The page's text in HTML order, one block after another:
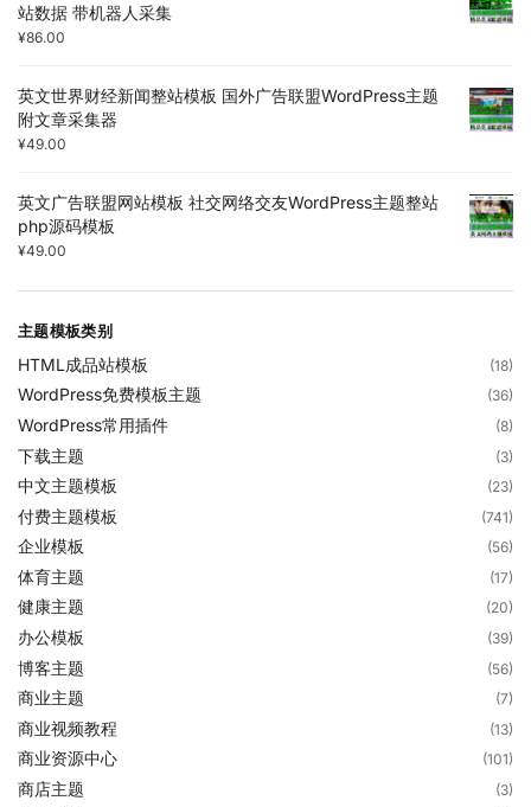
站数据 带机器人采集
¥86.00
英文世界财经新闻整站模板 国外广告联盟WordPress主题
附文章采集器
¥49.00
英文广告联盟网站模板 社交网络交友WordPress主题整站
php源码模板
¥49.00
主题模板类别
HTML成品站模板 (18)
WordPress免费模板主题 (36)
WordPress常用插件 (8)
下载主题 (3)
中文主题模板 (23)
付费主题模板 (741)
企业模板 (56)
体育主题 (17)
健康主题 (20)
办公模板 (39)
博客主题 (56)
商业主题 (7)
商业视频教程 (13)
商业资源中心 (101)
商店主题 (3)